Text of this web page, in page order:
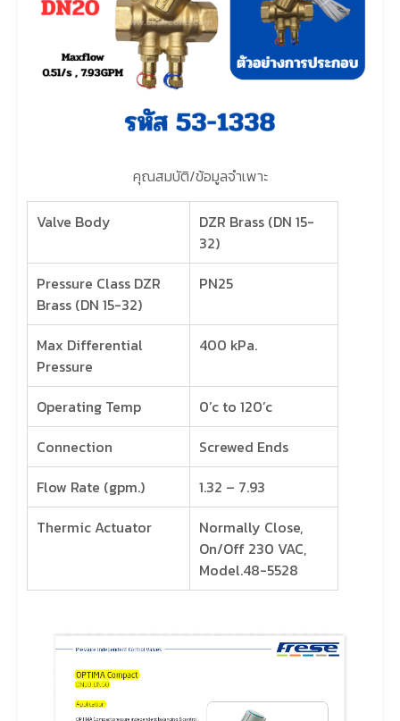
คุณสมบัติ/ข้อมูลจำเพาะ
Valve Body
DZR Brass (DN 15-
32)
Pressure Class DZR
Brass (DN 15-32)
PN25
Max Differential
Pressure
400 kPa.
Operating Temp
0’c to 120’c
Connection
Screwed Ends
Flow Rate (gpm.)
1.32 – 7.93
Thermic Actuator
Normally Close,
On/Off 230 VAC,
Model.48-5528